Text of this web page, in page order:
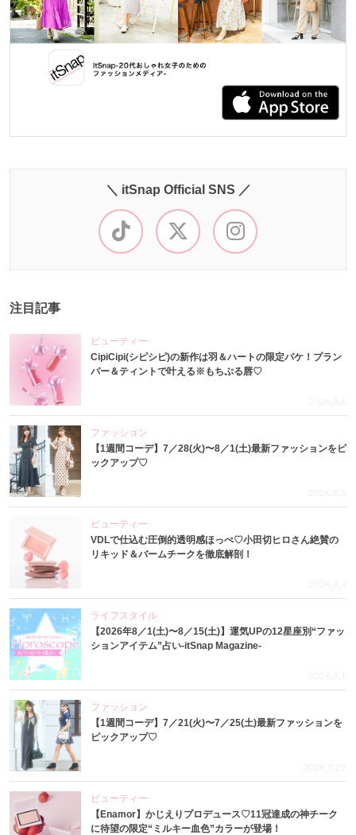
＼ itSnap Official SNS ／
注目記事
ビューティー
CipiCipi(シピシピ)の新作は羽＆ハートの限定パケ！プラン
パー＆ティントで叶える※もちぷる唇♡
2026.8.6
ファッション
【1週間コーデ】7／28(火)〜8／1(土)最新ファッションをピ
ックアップ♡
2026.8.5
ビューティー
VDLで仕込む圧倒的透明感ほっぺ♡小田切ヒロさん絶賛の
リキッド＆バームチークを徹底解剖！
2026.8.4
ライフスタイル
【2026年8／1(土)〜8／15(土)】運気UPの12星座別“ファッ
ションアイテム”占い-itSnap Magazine-
2026.8.1
ファッション
【1週間コーデ】7／21(火)〜7／25(土)最新ファッションを
ピックアップ♡
2026.7.29
ビューティー
【Enamor】かじえりプロデュース♡11冠達成の神チーク
に待望の限定“ミルキー血色”カラーが登場！